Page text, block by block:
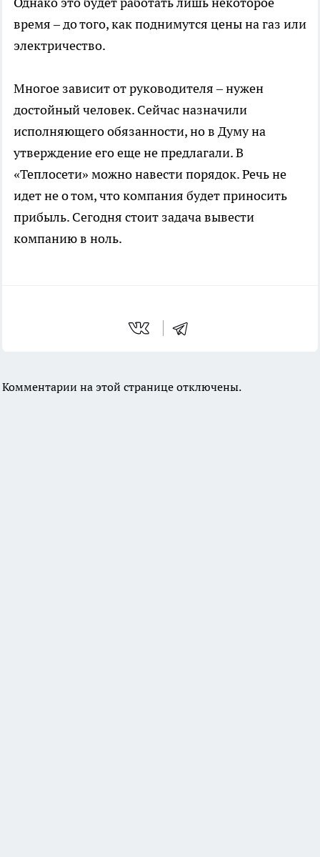
время – до того, как поднимутся цены на газ или
электричество.
Многое зависит от руководителя – нужен
достойный человек. Сейчас назначили
исполняющего обязанности, но в Думу на
утверждение его еще не предлагали. В
«Теплосети» можно навести порядок. Речь не
идет не о том, что компания будет приносить
прибыль. Сегодня стоит задача вывести
компанию в ноль.
Комментарии на этой странице отключены.